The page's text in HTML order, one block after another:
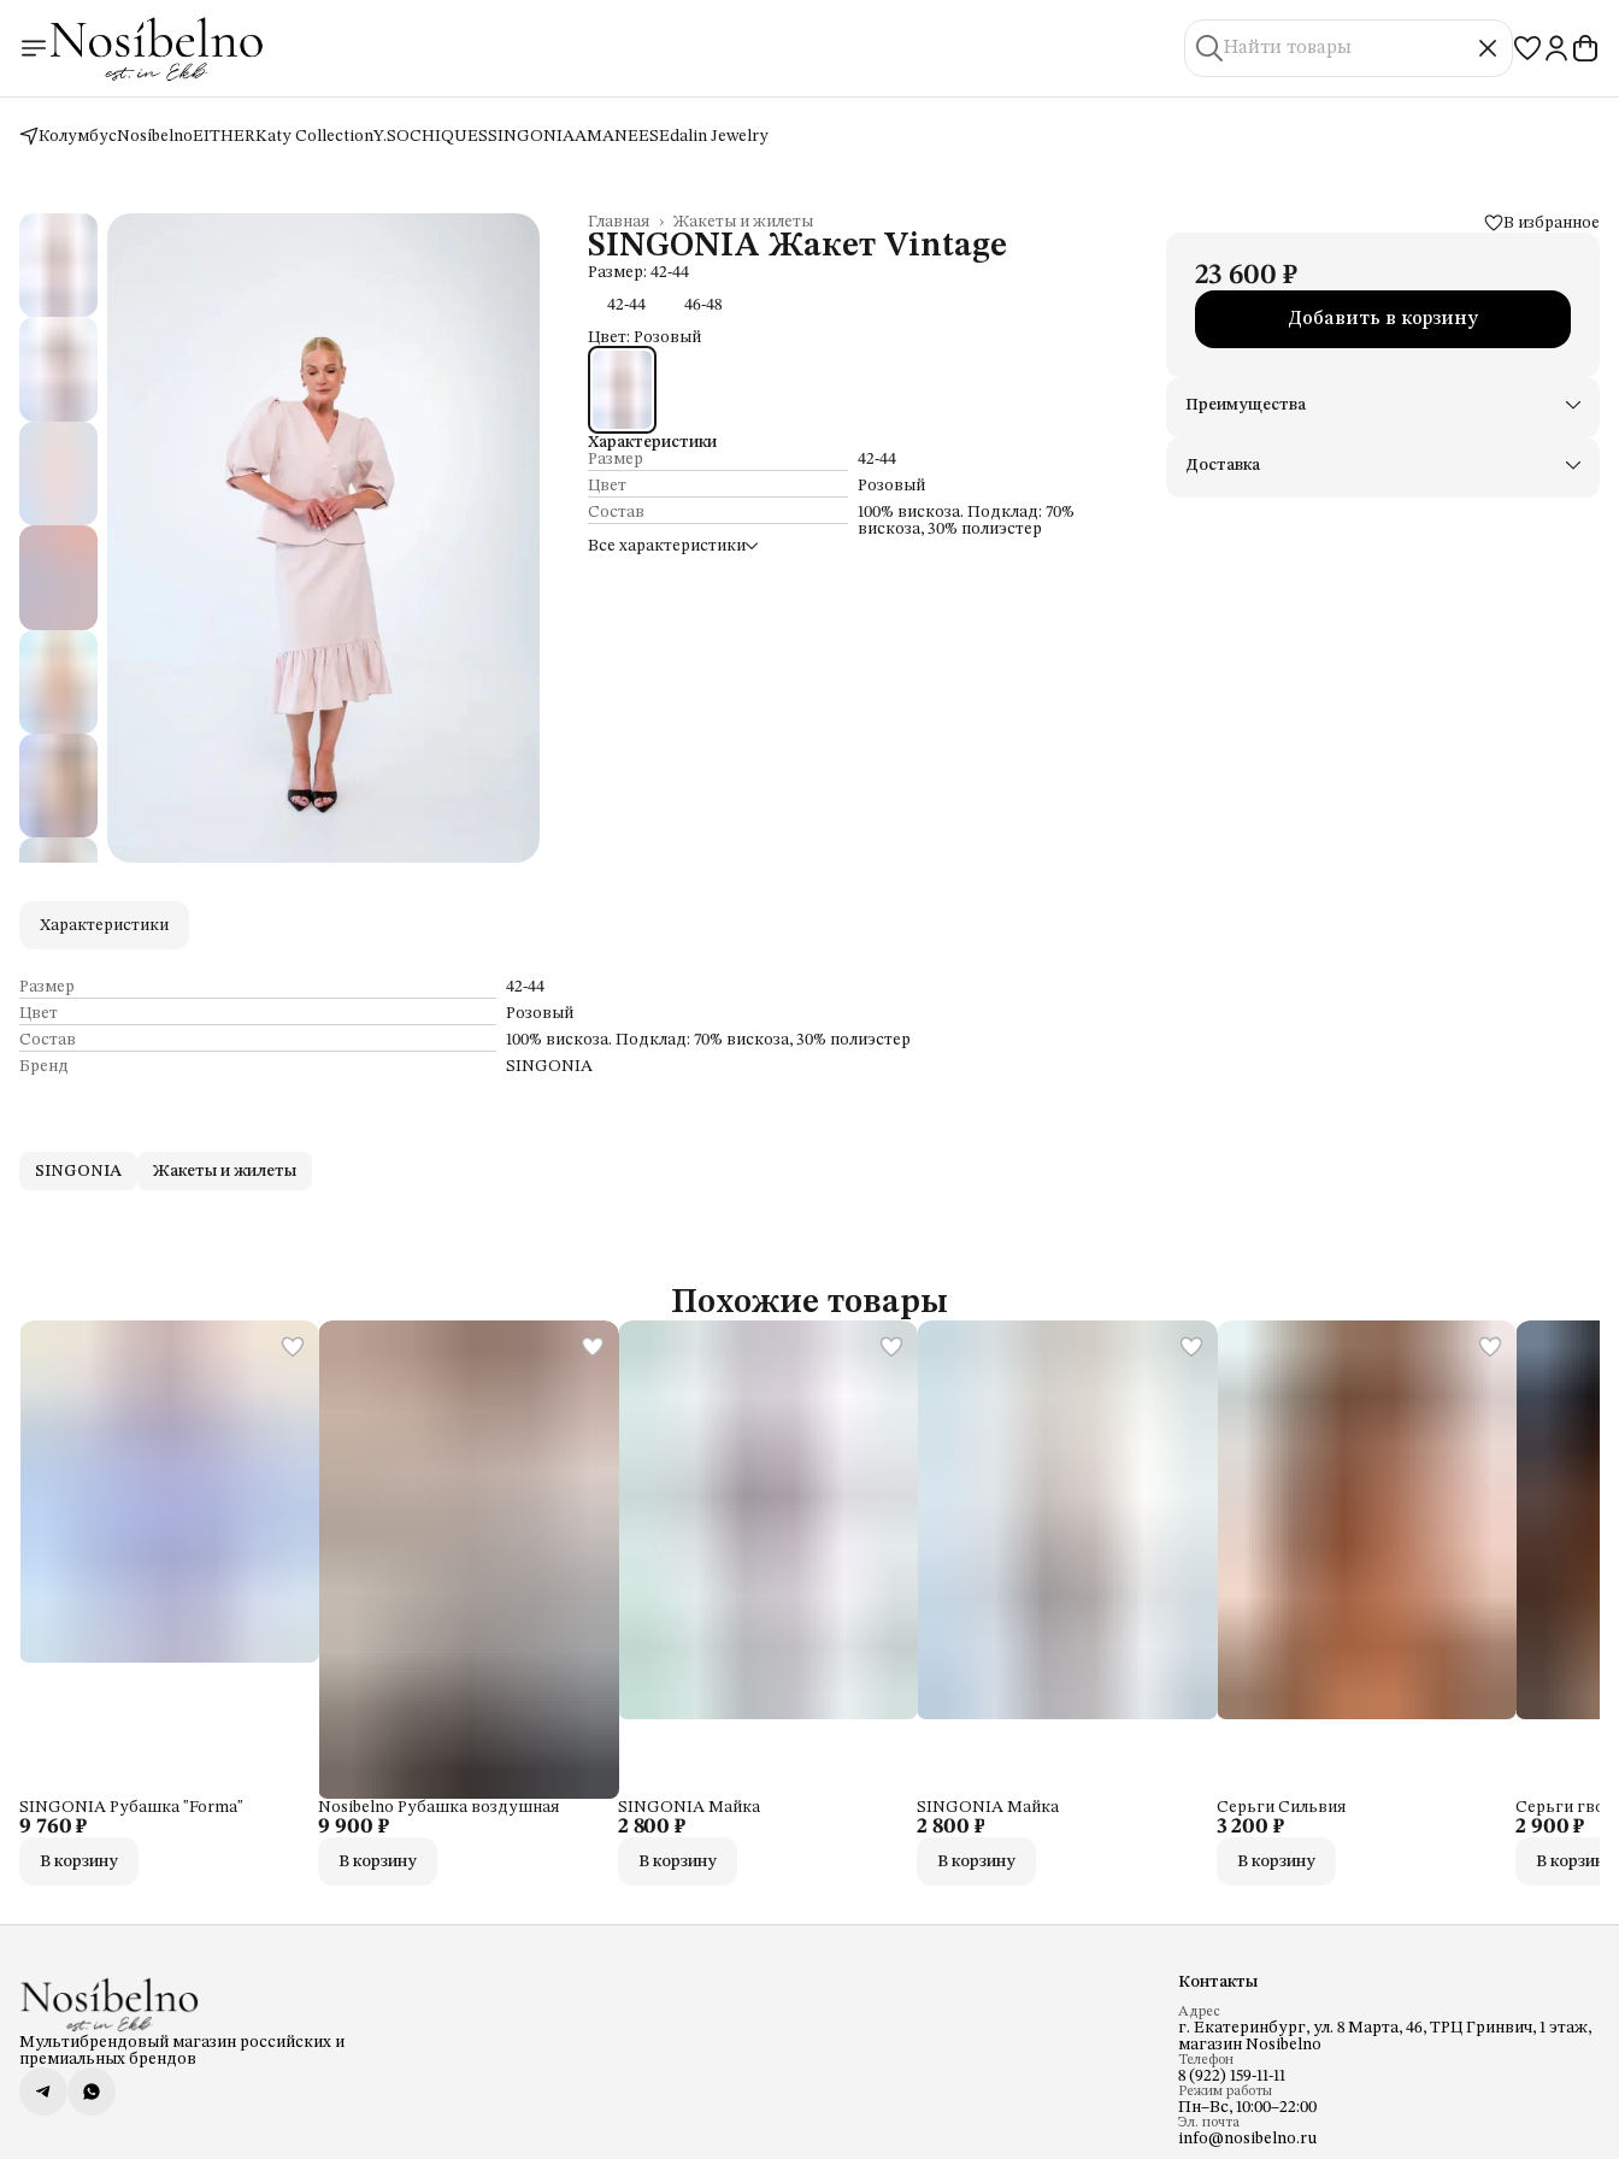
КолумбусNosíbelnoEITHERKaty CollectionY.SOCHIQUESSINGONIAAMANEESEdalin Jewelry
Жакеты и жилеты
Главная ›
SINGONIA Жакет Vintage
Размер: 42-44
42-44
46-48
Цвет: Розовый
Характеристики
Размер
42-44
Цвет
Розовый
Состав
100% вискоза. Подклад: 70%
вискоза, 30% полиэстер
Все характеристики
В избранное
23 600 ₽
Добавить в корзину
Преимущества
Оплата — картой, СБП или наличными
Доставка
Характеристики
Размер
42-44
Цвет
Розовый
Состав
100% вискоза. Подклад: 70% вискоза, 30% полиэстер
Бренд
SINGONIA
SINGONIA Жакеты и жилеты
Похожие товары
9 760 ₽
SINGONIA Рубашка "Forma"
В корзину
9 900 ₽
Nosibelno Рубашка воздушная
В корзину
2 800 ₽
SINGONIA Майка
В корзину
2 800 ₽
SINGONIA Майка
В корзину
3 200 ₽
Серьги Сильвия
В корзину
2 900 ₽
Серьги
В корзину
Мультибрендовый магазин российских и
премиальных брендов
Контакты
Адрес
г. Екатеринбург, ул. 8 Марта, 46, ТРЦ Гринвич, 1 этаж,
магазин Nosibelno
Телефон
8 (922) 159-11-11
Режим работы
Пн–Вс, 10:00–22:00
Эл. почта
info@nosibelno.ru